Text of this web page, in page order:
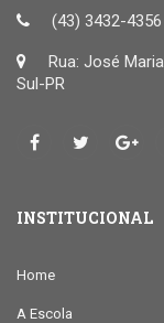
(43) 3432-
Rua: José
Sul-PR
INSTITUCIONAL
Home
A Escola